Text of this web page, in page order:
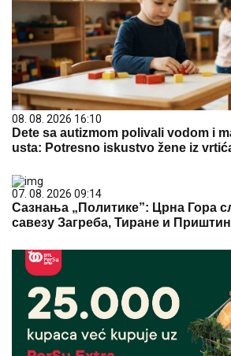
08. 08. 2026 16:10
Dete sa autizmom polivali vodom i
usta: Potresno iskustvo žene iz
07. 08. 2026 09:14
Сазнања „Политике”: Црна Гора
савезу Загреба, Тиране и